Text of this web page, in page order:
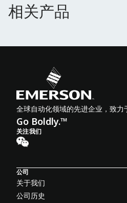
相关产品
相关产品
全球自动化领域的先进企业，致力
Go Boldly.™
关注我们
公司
关于我们
公司历史